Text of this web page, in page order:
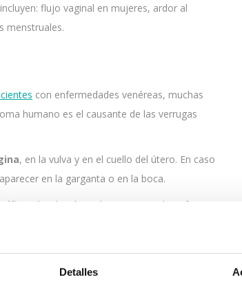
Detalles
flujo vaginal en mujeres, ardor al
menstruales.
con enfermedades venéreas, muchas
humano es el causante de las verrugas
, en la vulva y en el cuello del útero. En caso
en la garganta o en la boca.
: hinchazón en la zona genital,
malestar